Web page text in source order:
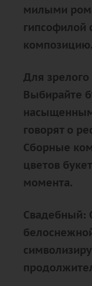
милыми
гипсофилой
композицию.
Для
Выбирайте
говорят о
Сборные
цветов
момента.
Свадебный: